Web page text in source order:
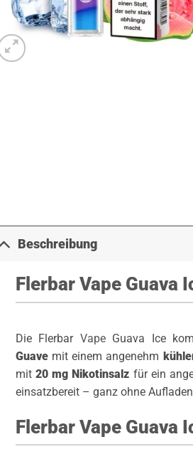
Beschreibung
Flerbar Vape Guava
Die Flerbar VapeGuava Ice
Guavemit einem angenehm
mit 20 mg Nikotinsalz für ein
einsatzbereit – ganz ohne
Flerbar Vape Guava